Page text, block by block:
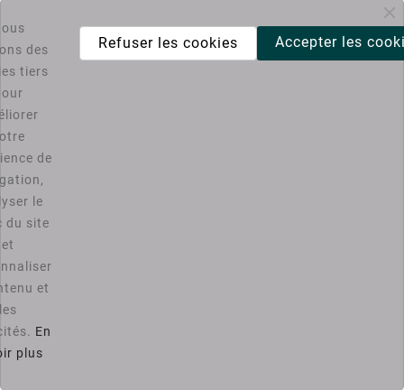
Informations 
Catégories
Vous pouvez vous désinscrire à tout moment. Vous trouverez
pour cela nos informations de contact dans les conditions
Notre Société
Votre Compte
des
tiers
de
le
du site
et
et
les
En
plus
Accepter les
Refuser les cookies